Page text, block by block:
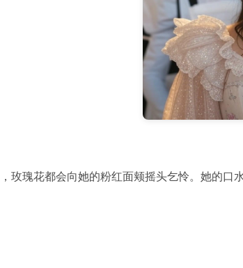
玫瑰花都会向她的粉红面颊摇头乞怜。她的口